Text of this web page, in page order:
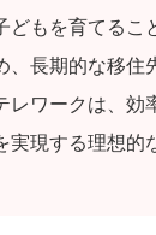
どもを育てるこ
、長期的な移住
レワークは、効
実現する理想的